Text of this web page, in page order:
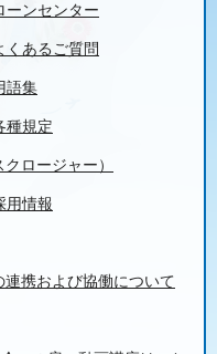
ーンセンター
くあるご質問
語集
種規定
ロージャー）
用情報
携および協働について